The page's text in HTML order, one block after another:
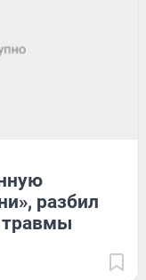
разбил
травмы